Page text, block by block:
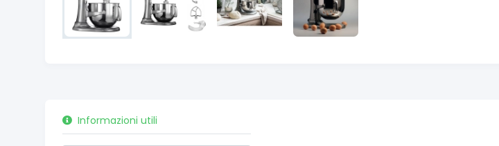
Informazioni utili